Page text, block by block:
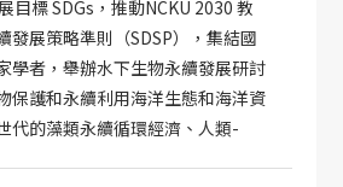
目標 SDGs，推動NCKU 2030 教
發展策略準則（SDSP），集結國
學者，舉辦水下生物永續發展研討
保護和永續利用海洋生態和海洋資
代的藻類永續循環經濟、人類-